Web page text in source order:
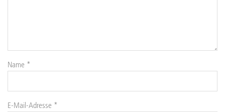
Name *
E-Mail-Adresse *